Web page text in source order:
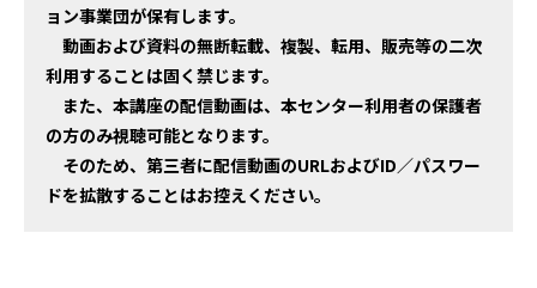
ョン事業団が保有します。
動画および資料の無断転載、複製、転用、販売等の二次
利用することは固く禁じます。
また、本講座の配信動画は、本センター利用者の保護者
の方のみ視聴可能となります。
そのため、第三者に配信動画のURLおよびID／パスワー
ドを拡散することはお控えください。